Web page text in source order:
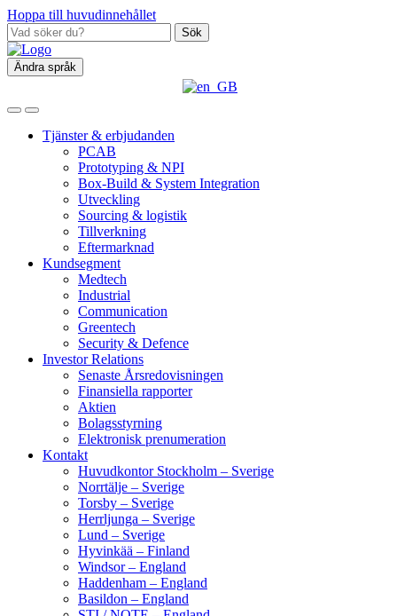
Hoppa till huvudinnehållet
Sök
Ändra språk
Tjänster & erbjudanden
PCAB
Prototyping & NPI
Box‑Build & System Integration
Utveckling
Sourcing & logistik
Tillverkning
Eftermarknad
Kundsegment
Medtech
Industrial
Communication
Greentech
Security & Defence
Investor Relations
Senaste Årsredovisningen
Finansiella rapporter
Aktien
Bolagsstyrning
Elektronisk prenumeration
Kontakt
Huvudkontor Stockholm – Sverige
Norrtälje – Sverige
Torsby – Sverige
Herrljunga – Sverige
Lund – Sverige
Hyvinkää – Finland
Windsor – England
Haddenham – England
Basildon – England